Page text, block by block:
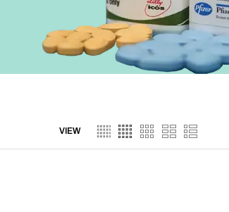
VIEW